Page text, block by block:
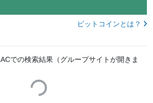
ビットコインとは？
での検索結果（グループサイトが開きま
Loading...